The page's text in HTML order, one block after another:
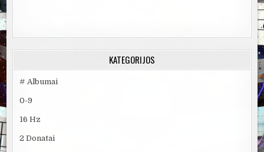
KATEGORIJOS
# Albumai
0-9
16 Hz
2 Donatai